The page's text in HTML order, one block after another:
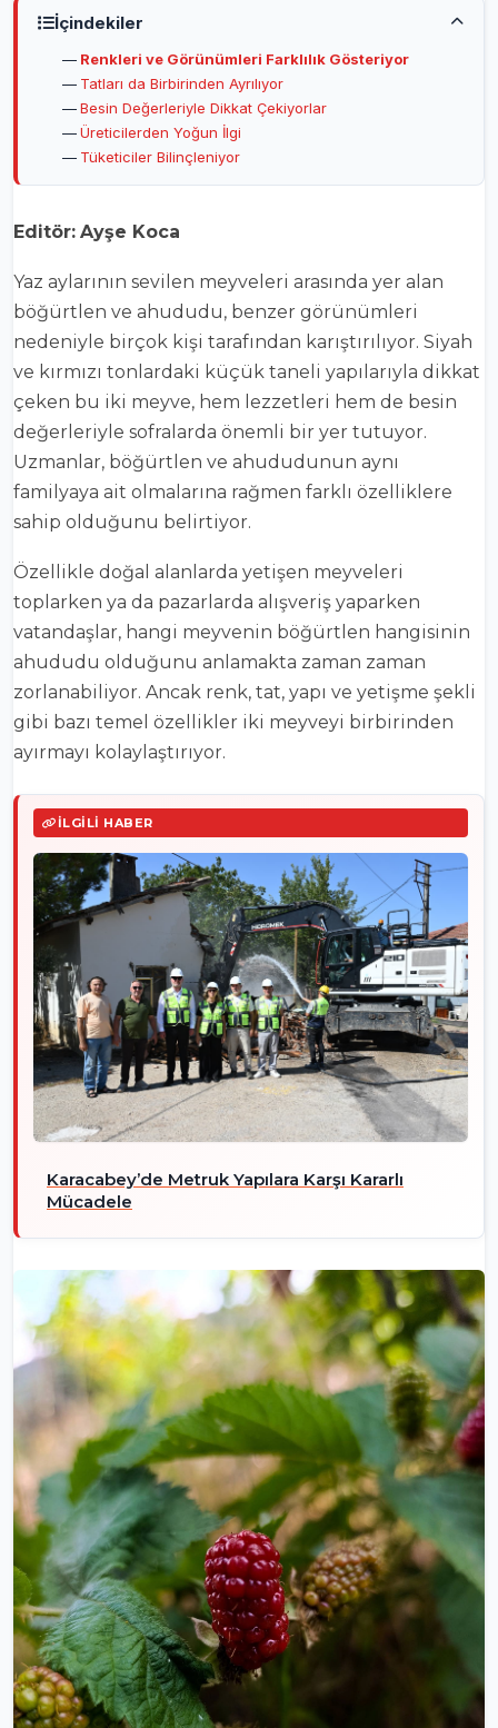
İçindekiler
Renkleri ve Görünümleri Farklılık Gösteriyor
Tatları da Birbirinden Ayrılıyor
Besin Değerleriyle Dikkat Çekiyorlar
Üreticilerden Yoğun İlgi
Tüketiciler Bilinçleniyor
Editör: Ayşe Koca
Yaz aylarının sevilen meyveleri arasında yer alan
böğürtlen ve ahududu, benzer görünümleri
nedeniyle birçok kişi tarafından karıştırılıyor. Siyah
ve kırmızı tonlardaki küçük taneli yapılarıyla dikkat
çeken bu iki meyve, hem lezzetleri hem de besin
değerleriyle sofralarda önemli bir yer tutuyor.
Uzmanlar, böğürtlen ve ahududunun aynı
familyaya ait olmalarına rağmen farklı özelliklere
sahip olduğunu belirtiyor.
Özellikle doğal alanlarda yetişen meyveleri
toplarken ya da pazarlarda alışveriş yaparken
vatandaşlar, hangi meyvenin böğürtlen hangisinin
ahududu olduğunu anlamakta zaman zaman
zorlanabiliyor. Ancak renk, tat, yapı ve yetişme şekli
gibi bazı temel özellikler iki meyveyi birbirinden
ayırmayı kolaylaştırıyor.
İLGILI HABER
Karacabey’de Metruk Yapılara Karşı Kararlı
Mücadele